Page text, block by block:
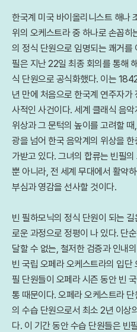
한국계 미국 바이올리니스트 해나
위의 오케스트라 중 하나로 손꼽
의 정식 단원으로 임명되는 쾌거
필은 지난 22일 최종 회의를 통해
식 단원으로 공식화했다. 이는
년 만에 처음으로 한국계 연주자가
사적인 사건이다. 세계 클래식 음
위상과 그 문턱의 높이를 고려할
광을 넘어 한국 음악계의 위상을
가받고 있다. 그녀의 합류는 빈필
뿐 아니라, 전 세계 무대에서 활약
부심과 영감을 선사할 것이다.
빈 필하모닉의 정식 단원이 되는
로운 과정으로 정평이 나 있다. 단
달할 수 없는, 철저한 검증과 인내
빈 국립 오페라 오케스트라의 입단
필 단원들이 오페라 시즌 동안 빈
통 때문이다. 오페라 오케스트라
의 수습 단원으로서 최소 2년 이상
다. 이 기간 동안 수습 단원들은 빈